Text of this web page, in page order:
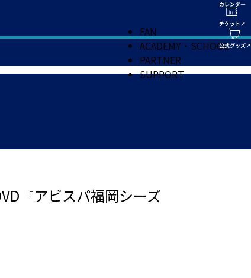
FAN
ACADEMY・SCHOOL
PARTNER
SUPPORT
『アビスパ福岡シーズ